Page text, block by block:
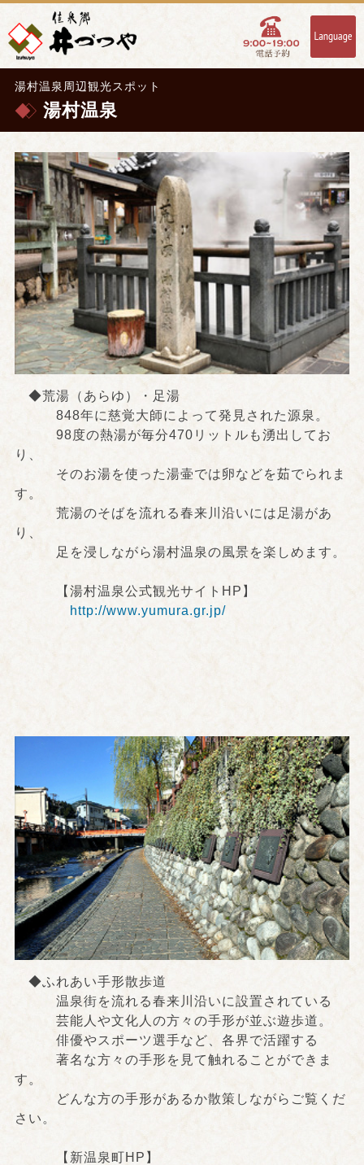
湯村温泉周辺観光スポット
湯村温泉
◆荒湯（あらゆ）・足湯
848年に慈覚大師によって発見された源泉。
98度の熱湯が毎分470リットルも湧出してお
り、
そのお湯を使った湯壷では卵などを茹でられま
す。
荒湯のそばを流れる春来川沿いには足湯があ
り、
足を浸しながら湯村温泉の風景を楽しめます。
【湯村温泉公式観光サイトHP】
http://www.yumura.gr.jp/
◆ふれあい手形散歩道
温泉街を流れる春来川沿いに設置されている
芸能人や文化人の方々の手形が並ぶ遊歩道。
俳優やスポーツ選手など、各界で活躍する
著名な方々の手形を見て触れることができま
す。
どんな方の手形があるか散策しながらご覧くだ
さい。
【新温泉町HP】